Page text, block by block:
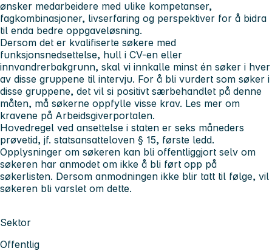
ønsker medarbeidere med ulike kompetanser,
fagkombinasjoner, livserfaring og perspektiver for å bidra
til enda bedre oppgaveløsning.
Dersom det er kvalifiserte søkere med
funksjonsnedsettelse, hull i CV-en eller
innvandrerbakgrunn, skal vi innkalle minst én søker i hver
av disse gruppene til intervju. For å bli vurdert som søker i
disse gruppene, det vil si positivt særbehandlet på denne
måten, må søkerne oppfylle visse krav. Les mer om
kravene på Arbeidsgiverportalen.
Hovedregel ved ansettelse i staten er seks måneders
prøvetid, jf. statsansatteloven § 15, første ledd.
Opplysninger om søkeren kan bli offentliggjort selv om
søkeren har anmodet om ikke å bli ført opp på
søkerlisten. Dersom anmodningen ikke blir tatt til følge, vil
søkeren bli varslet om dette.
Sektor
Offentlig